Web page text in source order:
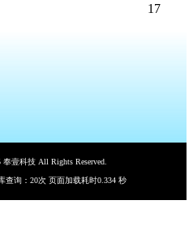
17
壹科技 All Rights Reserved.
查询：20次 页面加载耗时0.334 秒